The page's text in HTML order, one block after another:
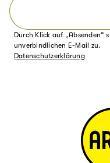
Durch Klick auf „Absenden“
unverbindlichen E-Mail zu.
Datenschutzerklärung